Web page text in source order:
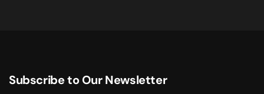
Subscribe to Our Newsletter